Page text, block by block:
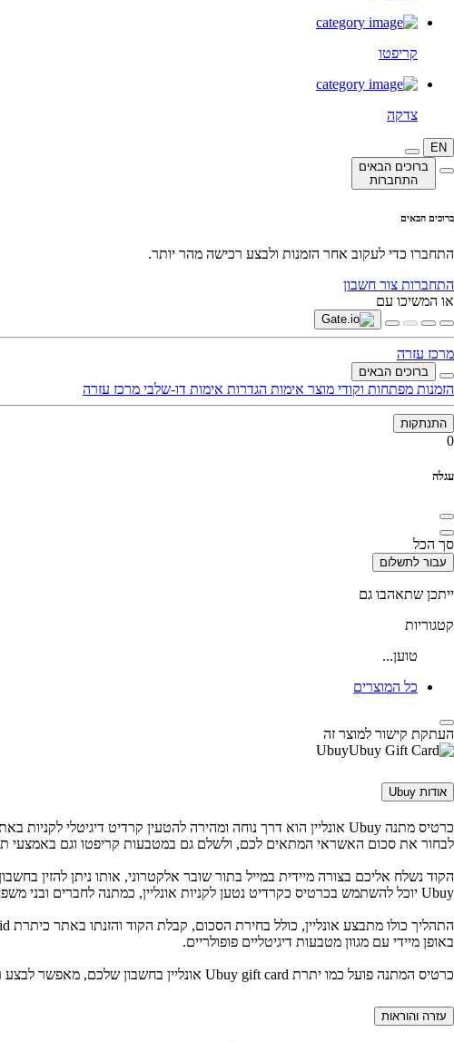
קריפטו
צדקה
EN
ברוכים הבאים
התחברות
ברוכים הבאים
התחברו כדי לעקוב אחר הזמנות ולבצע רכישה מהר יותר.
התחברות צור חשבון
או המשיכו עם
מרכז עזרה
ברוכים הבאים
הזמנות מפתחות וקודי מוצר אימות הגדרות אימות דו-שלבי מרכז עזרה
התנתקות
0
עגלה
סך הכל
עבור לתשלום
ייתכן שתאהבו גם
קטגוריות
טוען...
כל המוצרים
העתקת קישור למוצר זה
Ubuy
אודות Ubuy
לבחור את סכום האשראי המתאים לכם, ולשלם גם במטבעות קריפטו וגם באמצעי
הקוד נשלח אליכם בצורה מיידית במייל בתור שובר אלקטרוני, אותו ניתן להזין
Ubuy יוכל להשתמש בכרטיס כקרדיט נטען לקניות אונליין, כמתנה לחברים ובני משפחה, או כפתרון תקציב חכם לקניות אישיות.
באופן מיידי עם מגוון מטבעות דיגיטליים פופולריים.
כרטיס המתנה פועל כמו יתרת Ubuy gift card אונליין בחשבון שלכם, מאפשר לבצע רכישות שונות באתר בהתאם למדיניות האזורית, ומהווה פתרון מהיר, בטוח וגמיש להוספת אשראי דיגיטלי לקניות ברשת.
עזרה והוראות